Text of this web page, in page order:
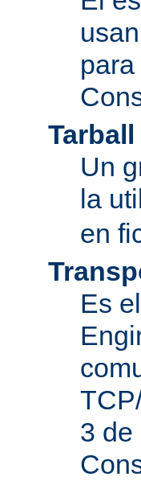
Tarball
Un
la
en
Es
3 de